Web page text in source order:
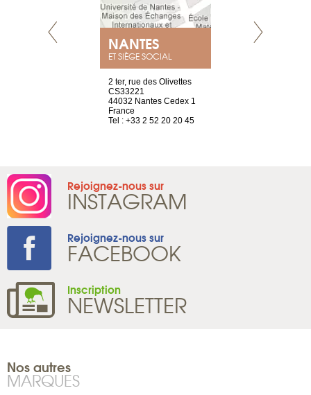
NANTES
ET SIÈGE SOCIAL
2 ter, rue des Olivettes
CS33221
44032 Nantes Cedex 1
France
Tel : +33 2 52 20 20 45
Rejoignez-nous sur
INSTAGRAM
Rejoignez-nous sur
FACEBOOK
Inscription
NEWSLETTER
Nos autres
MARQUES